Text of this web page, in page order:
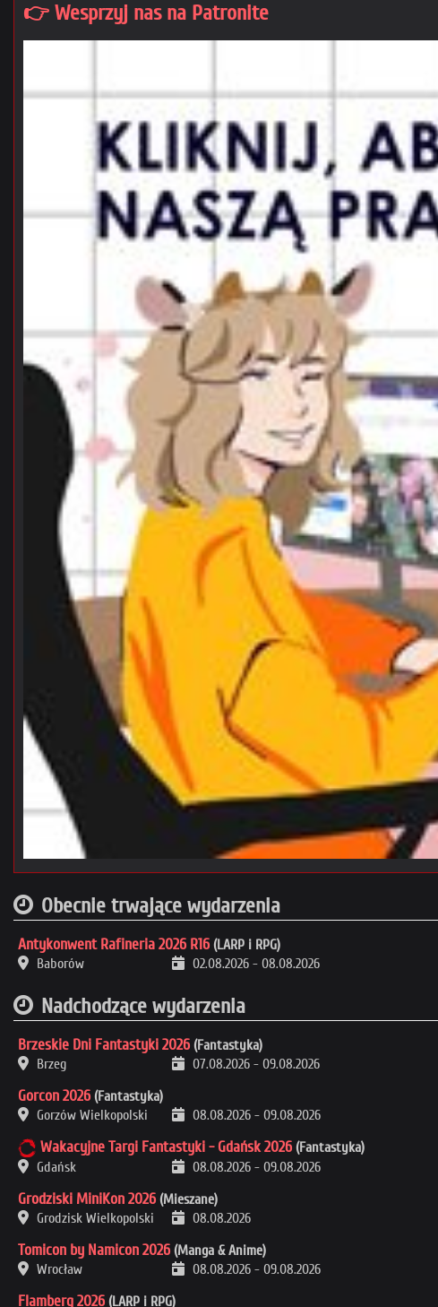
👉 Wesprzyj nas na Patronite
Obecnie trwające wydarzenia
Antykonwent Rafineria 2026 R16 (LARP i RPG)
Baborów
02.08.2026 - 08.08.2026
Nadchodzące wydarzenia
Brzeskie Dni Fantastyki 2026 (Fantastyka)
Brzeg
07.08.2026 - 09.08.2026
Gorcon 2026 (Fantastyka)
Gorzów Wielkopolski
08.08.2026 - 09.08.2026
Wakacyjne Targi Fantastyki - Gdańsk 2026 (Fantastyka)
Gdańsk
08.08.2026 - 09.08.2026
Grodziski MiniKon 2026 (Mieszane)
Grodzisk Wielkopolski
08.08.2026
Tomicon by Namicon 2026 (Manga & Anime)
Wrocław
08.08.2026 - 09.08.2026
Flamberg 2026 (LARP i RPG)